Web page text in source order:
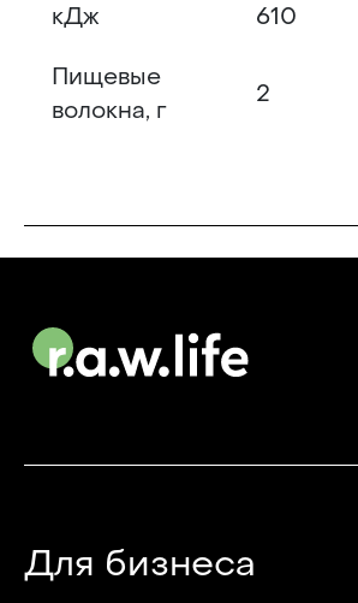
кДж
610
Пищевые
волокна, г
2
Для бизнеса